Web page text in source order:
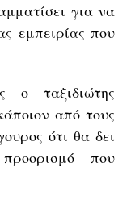
για να
εμπειρίας που
ταξιδιώτης
από τους
ότι θα δει
που